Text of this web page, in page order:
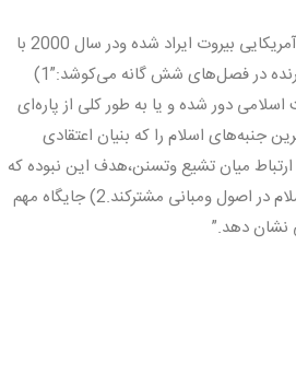
این مجموعه بر پایه متن درس خطابه‌های سید حسین نصرشکل گرفته که سال‌ها قبل در دانشگاه آمریکایی بیروت ایراد شده ودر سال 2000 با
تجدید نظر چاپ گردیده است.کتاب حاضر بر مبنای ویرایش جدید به فارسی ترجمه شده است. نگارنده در فصل‌های شش گانه می‌کوشد:”1)
دور شده و یا به طور کلی از پاره‌ای
جنبه‌های اسلام را که بنیان اعتقادی
میان تشیع وتسنن،هدف این نبوده که
روی تفاوت‌های موجود سرپوش بگذارد،بلکه خواسته است نشان دهد که این دو جریان عمده‌ی اسلام در اصول ومبانی مشترکند.2) جایگاه مهم
نشان دهد.”